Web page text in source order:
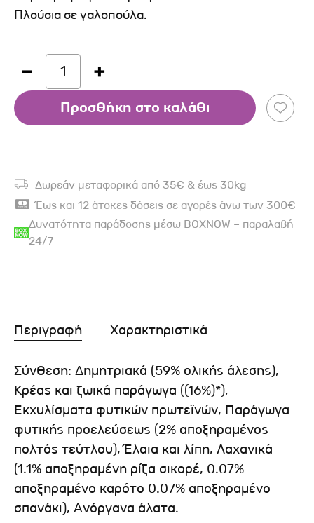
Πλούσια σε γαλοπούλα.
1
Προσθήκη στο καλάθι
Δωρεάν μεταφορικά από 35€ & έως 30kg
Έως και 12 άτοκες δόσεις σε αγορές άνω των 300€
Δυνατότητα παράδοσης μέσω BOXNOW – παραλαβή
24/7
Περιγραφή Χαρακτηριστικά
Σύνθεση: Δημητριακά (59% ολικής άλεσης),
Κρέας και ζωικά παράγωγα ((16%)*),
Εκχυλίσματα φυτικών πρωτεϊνών, Παράγωγα
φυτικής προελεύσεως (2% αποξηραμένος
πολτός τεύτλου), Έλαια και λίπη, Λαχανικά
(1.1% αποξηραμένη ρίζα σικορέ, 0.07%
αποξηραμένο καρότο 0.07% αποξηραμένο
σπανάκι), Ανόργανα άλατα.